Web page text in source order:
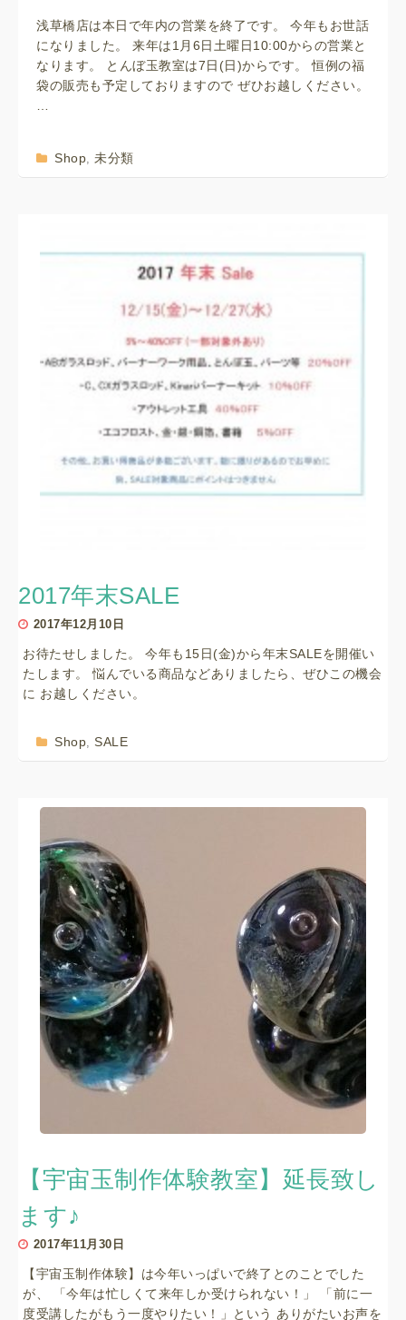
浅草橋店は本日で年内の営業を終了です。 今年もお世話
になりました。 来年は1月6日土曜日10:00からの営業と
なります。 とんぼ玉教室は7日(日)からです。 恒例の福
袋の販売も予定しておりますので ぜひお越しください。
Shop, 未分類
2017年末SALE
2017年12月10日
お待たせしました。 今年も15日(金)から年末SALEを開催い
たします。 悩んでいる商品などありましたら、ぜひこの機会
に お越しください。
Shop, SALE
【宇宙玉制作体験教室】延長致し
ます♪
2017年11月30日
【宇宙玉制作体験】は今年いっぱいで終了とのことでした
が、 「今年は忙しくて来年しか受けられない！」 「前に一
度受講したがもう一度やりたい！」という ありがたいお声を